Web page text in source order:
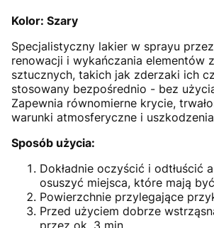
Kolor: Szary
Specjalistyczny lakier w sprayu
renowacji i wykańczania elementów
sztucznych, takich jak zderzaki ich
stosowany bezpośrednio - bez
Zapewnia równomierne krycie,
warunki atmosferyczne i
Sposób użycia:
Dokładnie oczyścić i odtłuścić
osuszyć miejsca, które mają
Powierzchnie przylegające
Przed użyciem dobrze
przez ok. 3 min.